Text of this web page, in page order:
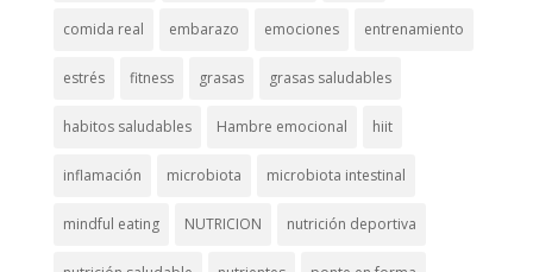
comida real embarazo emociones entrenamiento
estrés fitness grasas grasas saludables
habitos saludables Hambre emocional hiit
inflamación microbiota microbiota intestinal
mindful eating NUTRICION nutrición deportiva